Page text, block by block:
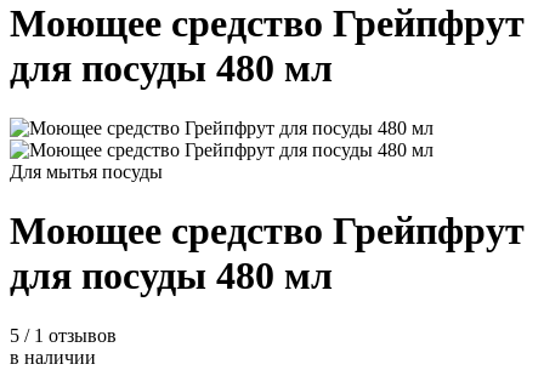
Моющее средство Грейпфрут
для посуды 480 мл
Для мытья посуды
Моющее средство Грейпфрут
для посуды 480 мл
5 / 1 отзывов
в наличии